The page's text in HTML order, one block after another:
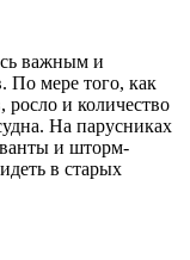
важным и
По мере того, как
росло и количество
На парусниках
ванты и шторм-
в старых